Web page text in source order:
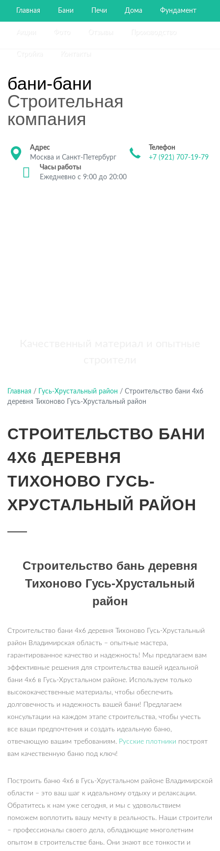
Главная Бани Печи Дома Фундамент
бани-бани
Строительная
компания
Адрес
Москва и Санкт-Петербург
Телефон
+7 (921) 707-19-79
Часы работы
Ежедневно с 9:00 до 20:00
Главная / Гусь-Хрустальный район / Строительство бани 4х6
деревня Тихоново Гусь-Хрустальный район
СТРОИТЕЛЬСТВО БАНИ
4Х6 ДЕРЕВНЯ
ТИХОНОВО ГУСЬ-
ХРУСТАЛЬНЫЙ РАЙОН
Строительство бань деревня
Тихоново Гусь-Хрустальный
район
Строительство бани 4х6 деревня Тихоново Гусь-Хрустальный
район Владимирская область – опытные мастера,
гарантированное качество и надежность! Мы предлагаем вам
эффективные решения для строительства вашей идеальной
бани 4х6 в Гусь-Хрустальном районе. Используем только
высококачественные материалы, чтобы обеспечить
долговечность и надежность вашей бани! Предлагаем
консультации на каждом этапе строительства, чтобы учесть
все ваши предпочтения и создать идеальную баню,
отвечающую вашим требованиям. Русские плотники построят
вам качественную баню под ключ!
Построить баню 4х6 в Гусь-Хрустальном районе Владимирской
области – это ваш шаг к идеальному отдыху и релаксации.
Обратитесь к нам уже сегодня, и мы с удовольствием
поможем воплотить вашу мечту в реальность. Наши строители
– профессионалы своего дела, обладающие многолетним
опытом в строительстве бань. Они знают все тонкости и